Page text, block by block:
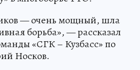
— очень мощный, шла
борьба», — рассказал
«СГК – Кузбасс» по
Носков.